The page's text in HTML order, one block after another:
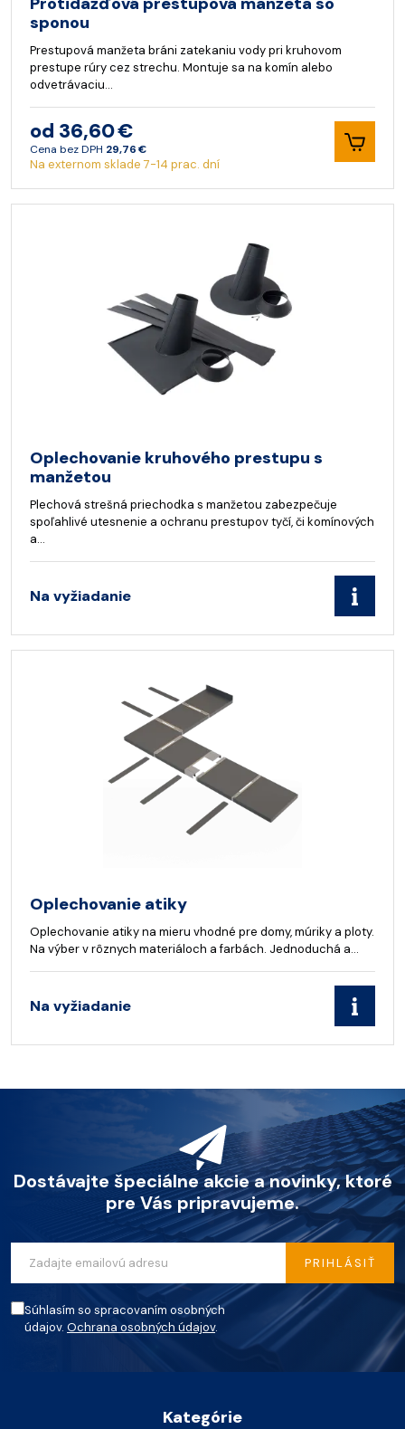
sponou
Prestupová manžeta bráni zatekaniu vody pri kruhovom
prestupe rúry cez strechu. Montuje sa na komín alebo
odvetrávaciu…
od 36,60 €
Cena bez DPH 29,76 €
Na externom sklade 7-14 prac. dní
Oplechovanie kruhového prestupu s
manžetou
Plechová strešná priechodka s manžetou zabezpečuje
spoľahlivé utesnenie a ochranu prestupov tyčí, či komínových
a…
Na vyžiadanie
Oplechovanie atiky
Oplechovanie atiky na mieru vhodné pre domy, múriky a ploty.
Na výber v rôznych materiáloch a farbách. Jednoduchá a…
Na vyžiadanie
Dostávajte špeciálne akcie a novinky, ktoré
pre Vás pripravujeme.
Súhlasím so spracovaním osobných
údajov. Ochrana osobných údajov.
PRIHLÁSIŤ
Kategórie